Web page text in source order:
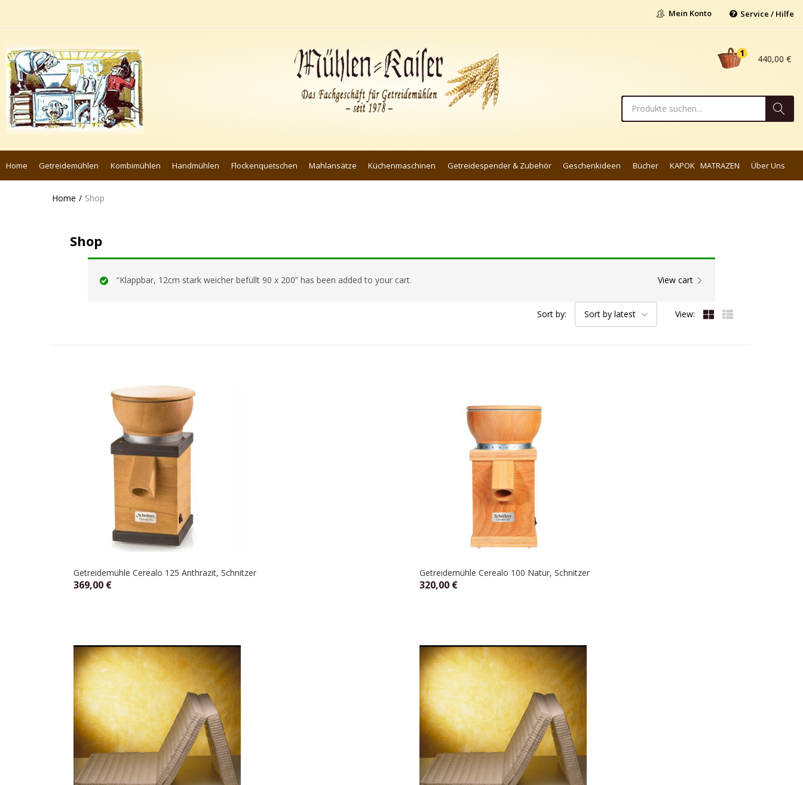
Mein Konto Service / Hilfe
1 440,00€
Home Getreidemühlen Kombimühlen Handmühlen Flockenquetschen Mahlansätze Küchenmaschinen Getreidespender & Zubehör Geschenkideen Bücher KAPOK MATRAZEN Über Uns
Home Shop
Shop
View cart
“Klappbar, 12cm stark weicher befüllt 90 x 200” has been added to your cart.
Sort by: Sort by latest View:
Getreidemühle Cerealo 125 Anthrazit, Schnitzer
369,00 €
Getreidemühle Cerealo 100 Natur, Schnitzer
320,00 €